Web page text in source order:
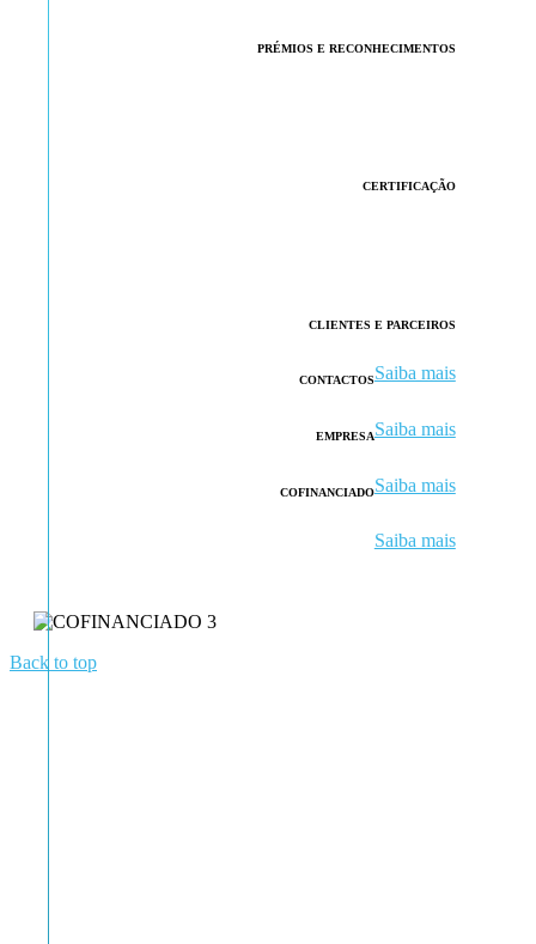
PRÉMIOS E RECONHECIMENTOS
CERTIFICAÇÃO
CLIENTES E PARCEIROS
Saiba mais
CONTACTOS
Saiba mais
EMPRESA
Saiba mais
COFINANCIADO
Saiba mais
Back to top